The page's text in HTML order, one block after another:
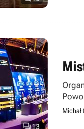
13
Michał